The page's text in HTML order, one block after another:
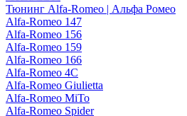
Тюнинг Alfa-Romeo | Альфа Ромео
Alfa-Romeo 147
Alfa-Romeo 156
Alfa-Romeo 159
Alfa-Romeo 166
Alfa-Romeo 4C
Alfa-Romeo Giulietta
Alfa-Romeo MiTo
Alfa-Romeo Spider